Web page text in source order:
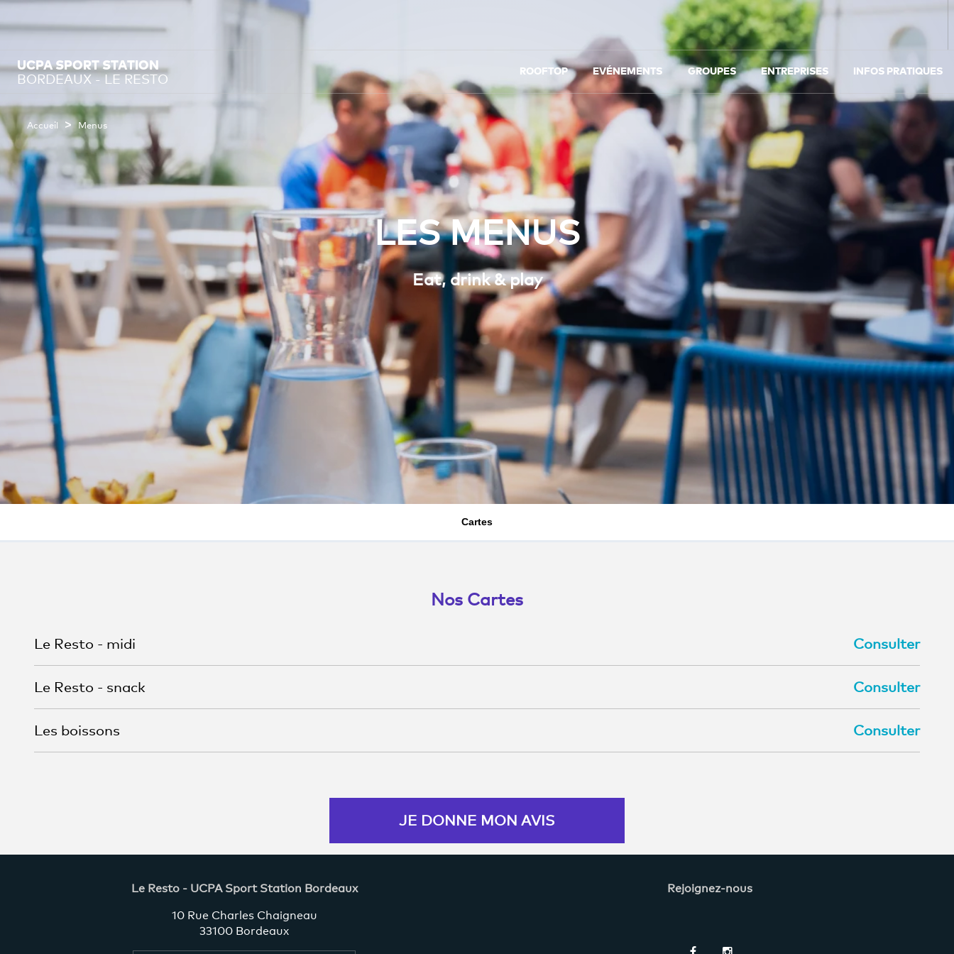
UCPA SPORT STATION
BORDEAUX - LE RESTO
ROOFTOP EVÉNEMENTS GROUPES ENTREPRISES INFOS PRATIQUES
Accueil > Menus
LES MENUS
Eat, drink & play
Cartes
Nos Cartes
Le Resto - midi Consulter
Le Resto - snack Consulter
Les boissons Consulter
JE DONNE MON AVIS
Le Resto - UCPA Sport Station Bordeaux
10 Rue Charles Chaigneau
33100 Bordeaux
Rejoignez-nous